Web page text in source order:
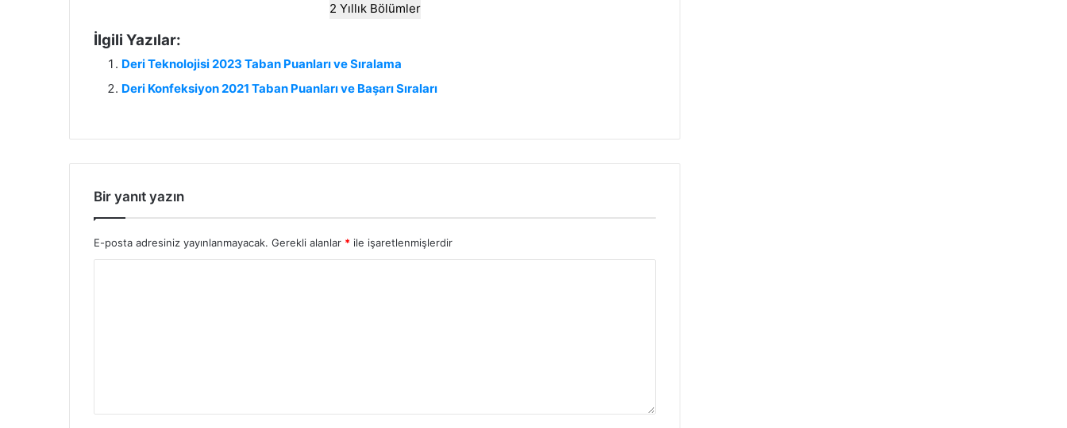
2 Yıllık Bölümler
İlgili Yazılar:
Deri Teknolojisi 2023 Taban Puanları ve Sıralama
Deri Konfeksiyon 2021 Taban Puanları ve Başarı Sıraları
Bir yanıt yazın
E-posta adresiniz yayınlanmayacak. Gerekli alanlar * ile işaretlenmişlerdir